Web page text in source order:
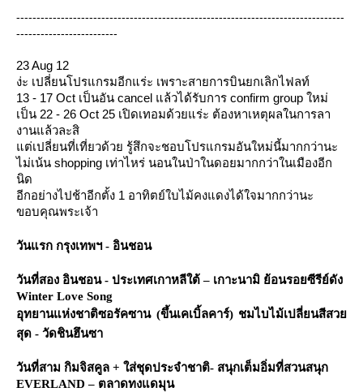
---------------------------------------------------------------------------------
-------------------------
23 Aug 12
ง่ะ เปลี่ยนโปรแกรมอีกแร่ะ เพราะสายการบินยกเลิกไฟลท์
13 - 17 Oct เป็นอัน cancel แล้วได้รับการ confirm group ใหม่
เป็น 22 - 26 Oct 25 เปิดเทอมด้วยแร่ะ ต้องหาเหตุผลในการลา
งานแล้วละสิ
ต่เปลี่ยนที่เที่ยวด้วย รู้สึกจะชอบโปรแกรมอันใหม่นี้มากกว่านะ
ไม่เน้น shopping เท่าไหร่ นอนในป่าในดอยมากกว่าในเมืองอีก
นิด
อีกอย่างไปช้าอีกตั้ง 1 อาทิตย์ใบไม้คงแดงได้ใจมากกว่านะ
ขอบคุณพระเจ้า
วันแรก กรุงเทพฯ - อินชอน
วันที่สอง อินชอน - ประเทศเกาหลีใต้– เกาะนามิ ย้อนรอยซีรีย์ดัง
Winter Love Song
อุทยานแห่งชาติซอรัคซาน (ขึ้นเคเบิ้ลคาร์) ชมไบไม้เปลี่ยนสีสว
สุด - วัดชินฮึนซา
วันที่สาม กิมจิสคูล + ใส่ชุดประจำชาติ- สนุกเต็มอิ่มที่สวนสนุก
EVERLAND – ตลาดทงแดมุน